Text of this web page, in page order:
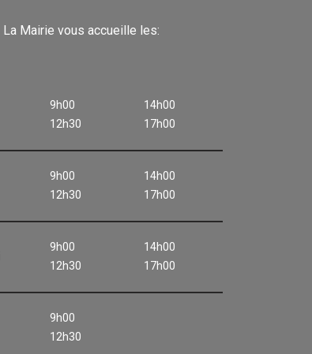
La Mairie vous accueille les:
9h00
12h30
14h00
17h00
9h00
12h30
14h00
17h00
9h00
12h30
14h00
17h00
9h00
12h30